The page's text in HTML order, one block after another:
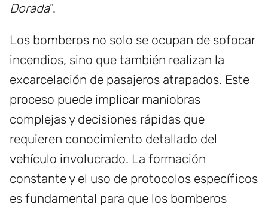
Dorada”.
Los bomberos no solo se ocupan de sofocar
incendios, sino que también realizan la
excarcelación de pasajeros atrapados. Este
proceso puede implicar maniobras
complejas y decisiones rápidas que
requieren conocimiento detallado del
vehículo involucrado. La formación
constante y el uso de protocolos específicos
es fundamental para que los bomberos